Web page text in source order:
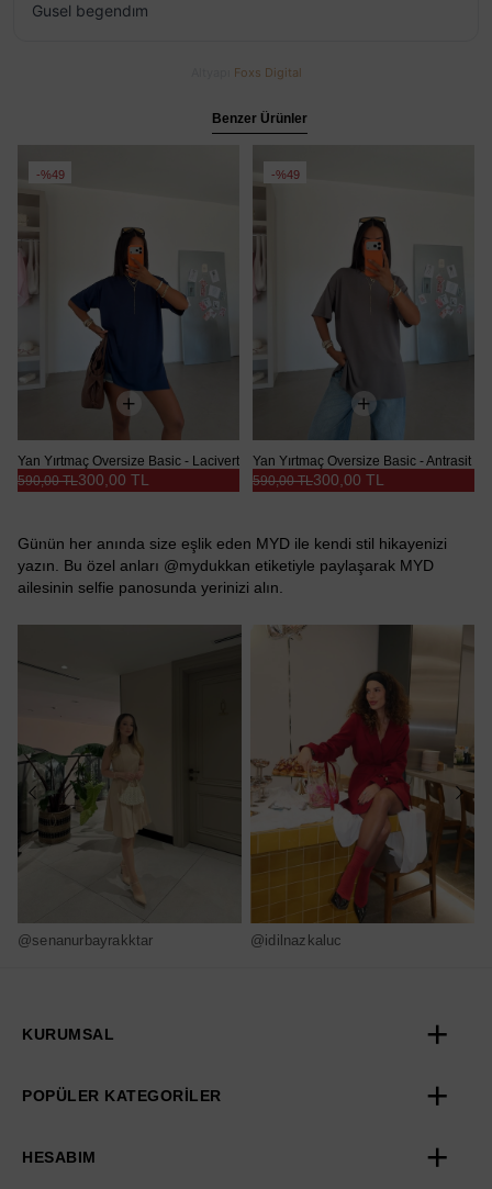
Gusel begendım
Foxs Digital
Benzer Ürünler
%49
Yan Yırtmaç Oversize Basic - Lacivert
300,00 TL
590,00 TL
%49
Yan Yırtmaç Oversize Basic - Antrasit
300,00 TL
590,00 TL
Günün her anında size eşlik eden MYD ile kendi stil hikayenizi
yazın. Bu özel anları @mydukkan etiketiyle paylaşarak MYD
ailesinin selfie panosunda yerinizi alın.
@senanurbayrakktar @idilnazkaluc
KURUMSAL
POPÜLER KATEGORİLER
HESABIM